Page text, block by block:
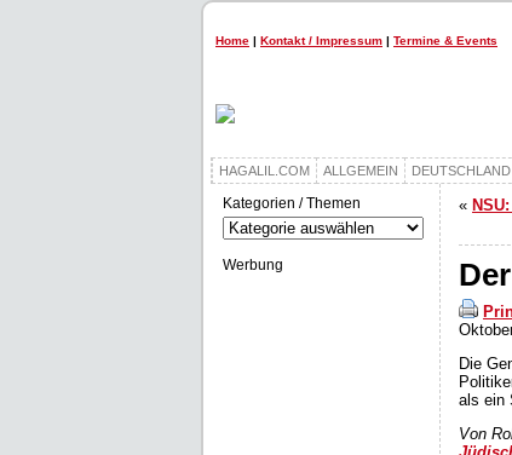
Home | Kontakt / Impressum | Termine & Events
HAGALIL.COM ALLGEMEIN DEUTSCHLAND
Kategorien / Themen
Kategorien
/
Themen
Werbung
«
Die
als ein
Von